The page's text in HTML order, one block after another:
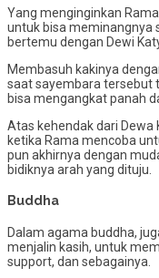
Yang menginginkan
untuk bisa meminangnya
bertemu dengan Dewi
Membasuh kakinya
saat sayembara tersebut
bisa mengangkat panah
Atas kehendak dari Dewa
ketika Rama mencoba
pun akhirnya dengan
bidiknya arah yang dituju.
Buddha
Dalam agama buddha,
menjalin kasih, untuk
support, dan sebagainya.